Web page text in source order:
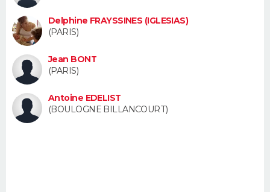
Delphine FRAYSSINES (IGLESIAS)
(PARIS)
Jean BONT
(PARIS)
Antoine EDELIST
(BOULOGNE BILLANCOURT)